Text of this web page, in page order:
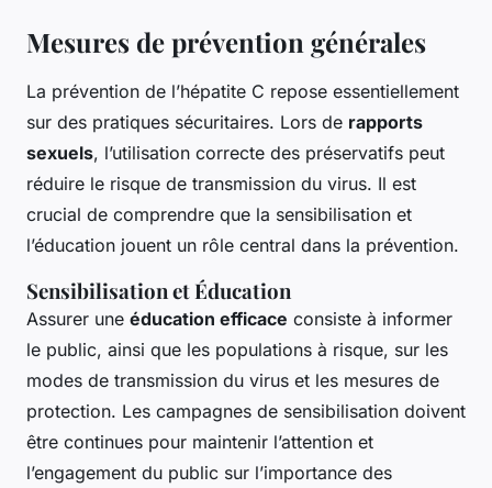
Mesures de prévention générales
La prévention de l’hépatite C repose essentiellement
sur des pratiques sécuritaires. Lors de rapports
sexuels, l’utilisation correcte des préservatifs peut
réduire le risque de transmission du virus. Il est
crucial de comprendre que la sensibilisation et
l’éducation jouent un rôle central dans la prévention.
Sensibilisation et Éducation
Assurer une éducation efficace consiste à informer
le public, ainsi que les populations à risque, sur les
modes de transmission du virus et les mesures de
protection. Les campagnes de sensibilisation doivent
être continues pour maintenir l’attention et
l’engagement du public sur l’importance des